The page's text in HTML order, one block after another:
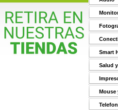
Smart
Salud
Mouse